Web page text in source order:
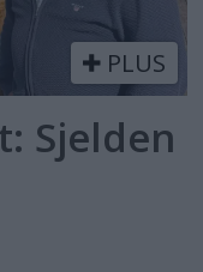
PLUS
Sjelden